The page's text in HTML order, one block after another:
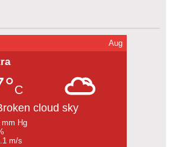
Aug
C
cloud sky
mm Hg
m/s